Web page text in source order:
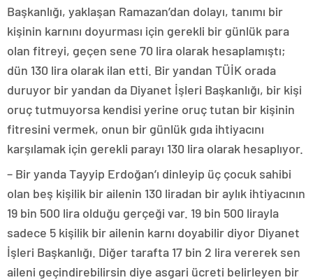
Başkanlığı, yaklaşan Ramazan’dan dolayı, tanımı bir
kişinin karnını doyurması için gerekli bir günlük para
olan fitreyi, geçen sene 70 lira olarak hesaplamıştı;
dün 130 lira olarak ilan etti. Bir yandan TÜİK orada
duruyor bir yandan da Diyanet İşleri Başkanlığı, bir kişi
oruç tutmuyorsa kendisi yerine oruç tutan bir kişinin
fitresini vermek, onun bir günlük gıda ihtiyacını
karşılamak için gerekli parayı 130 lira olarak hesaplıyor.
– Bir yanda Tayyip Erdoğan’ı dinleyip üç çocuk sahibi
olan beş kişilik bir ailenin 130 liradan bir aylık ihtiyacının
19 bin 500 lira olduğu gerçeği var. 19 bin 500 lirayla
sadece 5 kişilik bir ailenin karnı doyabilir diyor Diyanet
İşleri Başkanlığı. Diğer tarafta 17 bin 2 lira vererek sen
aileni geçindirebilirsin diye asgari ücreti belirleyen bir